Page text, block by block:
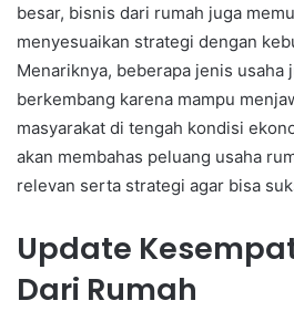
besar, bisnis dari rumah juga
menyesuaikan strategi dengan
Menariknya, beberapa jenis usaha
berkembang karena mampu
masyarakat di tengah kondisi
akan membahas peluang usaha
relevan serta strategi agar bisa
Update
Dari Rumah